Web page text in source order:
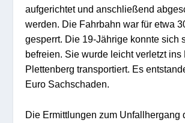
aufgerichtet und anschließend
werden. Die Fahrbahn war für etwa
gesperrt. Die 19-Jährige konnte sich
befreien. Sie wurde leicht verletzt ins
Plettenberg transportiert. Es
Euro Sachschaden.
Die Ermittlungen zum Unfallhergang